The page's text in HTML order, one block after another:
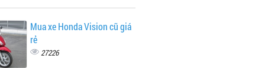
Mua xe Honda Vision cũ giá
rẻ
27226